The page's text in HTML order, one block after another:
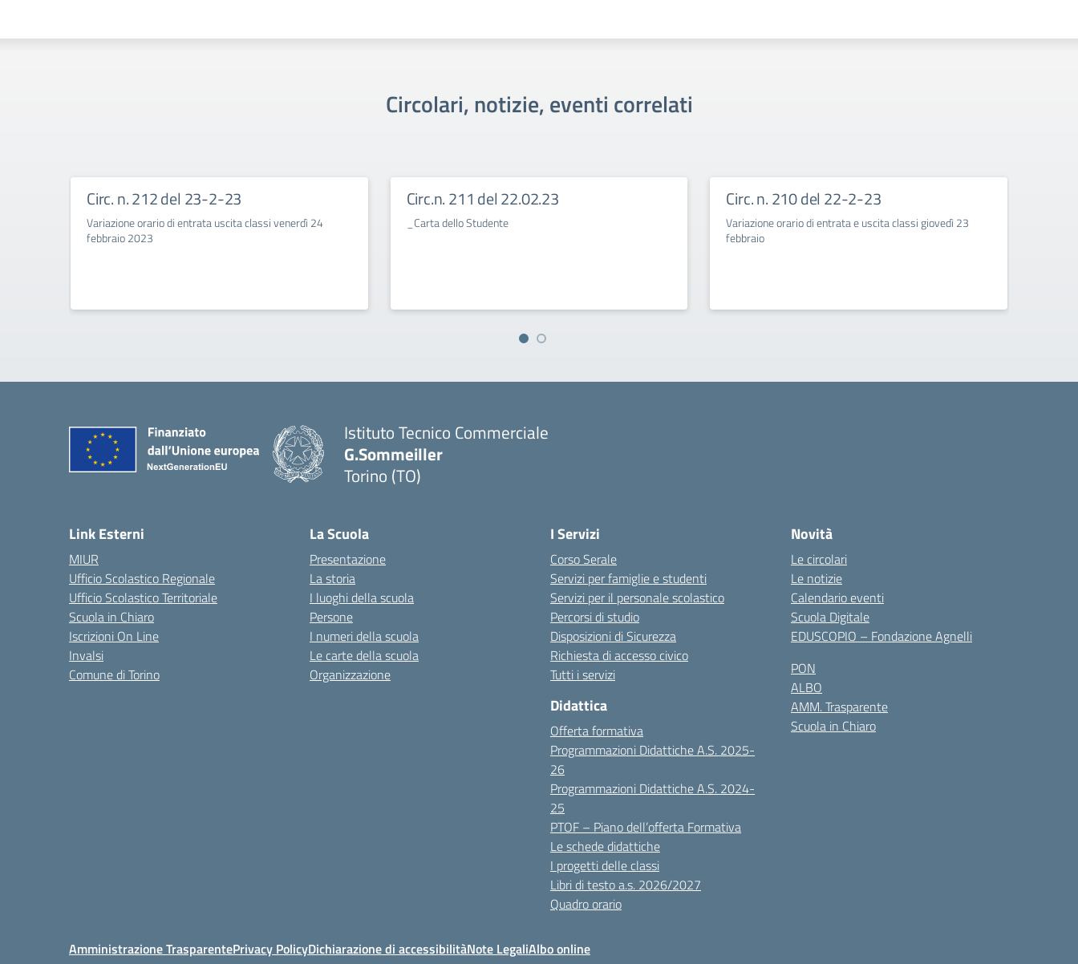
Circolari, notizie, eventi correlati
Circ. n. 212 del 23-2-23
Variazione orario di entrata uscita classi venerdì 24
febbraio 2023
Circ.n. 211 del 22.02.23
_Carta dello Studente
Circ. n. 210 del 22-2-23
Variazione orario di entrata e uscita classi giovedì 23
febbraio
Istituto Tecnico Commerciale
G.Sommeiller
Torino (TO)
Link Esterni
MIUR
Ufficio Scolastico Regionale
Ufficio Scolastico Territoriale
Scuola in Chiaro
Iscrizioni On Line
Invalsi
Comune di Torino
La Scuola
Presentazione
La storia
I luoghi della scuola
Persone
I numeri della scuola
Le carte della scuola
Organizzazione
I Servizi
Corso Serale
Servizi per famiglie e studenti
Servizi per il personale scolastico
Percorsi di studio
Disposizioni di Sicurezza
Richiesta di accesso civico
Tutti i servizi
Didattica
Offerta formativa
Programmazioni Didattiche A.S. 2025-
26
Programmazioni Didattiche A.S. 2024-
25
PTOF – Piano dell’offerta Formativa
Le schede didattiche
I progetti delle classi
Libri di testo a.s. 2026/2027
Quadro orario
Novità
Le circolari
Le notizie
Calendario eventi
Scuola Digitale
EDUSCOPIO – Fondazione Agnelli
PON
ALBO
AMM. Trasparente
Scuola in Chiaro
Amministrazione TrasparentePrivacy PolicyDichiarazione di accessibilitàNote LegaliAlbo online